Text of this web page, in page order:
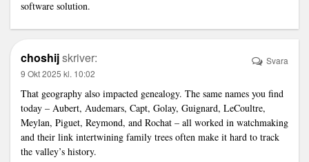
software solution.
choshijskriver:
9 Okt 2025 kl. 10:02
That geography also impacted genealogy. The same names you find
today – Aubert, Audemars, Capt, Golay, Guignard, LeCoultre,
Meylan, Piguet, Reymond, and Rochat – all worked in watchmaking
and their link intertwining family trees often make it hard to track
the valley’s history.
Svara